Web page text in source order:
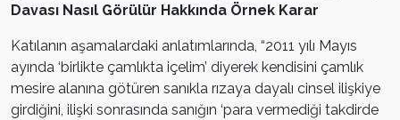
Davası Nasıl Görülür Hakkında Örnek Karar
Katılanın aşamalardaki anlatımlarında, “2011 yılı Mayıs
ayında ‘birlikte çamlıkta içelim’ diyerek kendisini çamlık
mesire alanına götüren sanıkla rızaya dayalı cinsel ilişkiye
girdiğini, ilişki sonrasında sanığın ‘para vermediği takdirde